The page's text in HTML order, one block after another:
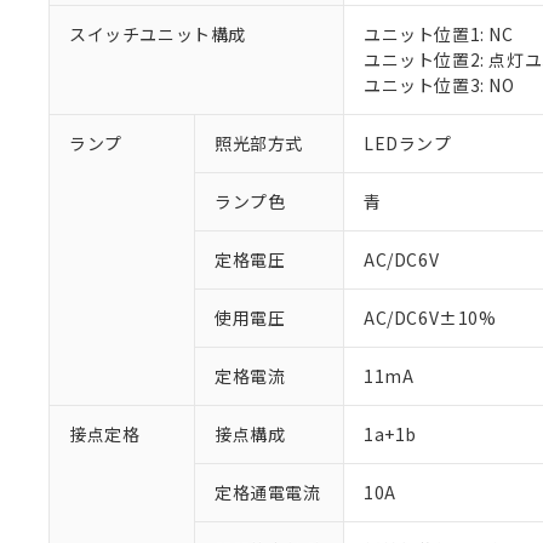
スイッチユニット構成
ユニット位置1: NC
ユニット位置2: 点灯
ユニット位置3: NO
ランプ 照光部方式 LEDランプ
ランプ色 青
定格電圧 AC/DC6V
使用電圧 AC/DC6V±10%
定格電流 11mA
接点定格 接点構成 1a+1b
定格通電電流 10A
ご利用条件
以下の条件をお読
当社制御機
のであり、
※1 対応状況
対応済み：EU
調査・確認中：
非該当品：ライセ
仕入先様の事情に
があります。
鉛(Pb) 1000ppm以下、
ル（DBP） 1000ppm以
フタル酸エステル類の
「○」：最大均質
「×」：最大均質
「－」：未確認で
*中国RoHS10物質の基
Pb(鉛) :1000ppm、
Cr(Ⅵ)(六価クロム) :
DBP(フタル酸ジブチル
DEHP(フタル酸ビス(2-
などの必要
ます。
置等に一切
記
説明